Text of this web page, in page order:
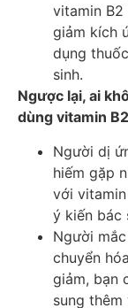
vitamin
giảm kích
dụng
sinh.
Ngược lại, ai
dùng vitamin
Người dị
hiếm gặp
với
ý kiến bác
Người
chuyển
giảm, bạn
sung thêm